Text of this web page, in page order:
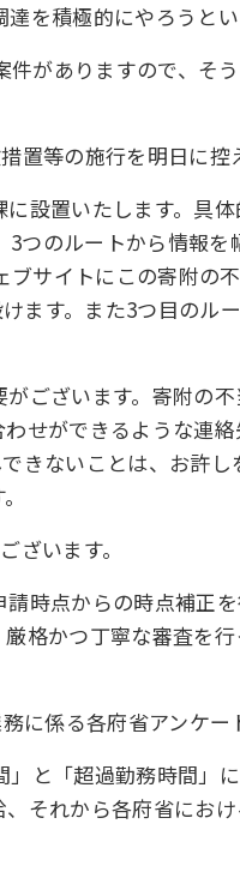
を積極的にやろうとい
がありますので、そ
等の施行を明日に控
設置いたします。具
つのルートから情報
サイトにこの寄附の
ます。また3つ目のル
ございます。寄附の
せができるような連
きないことは、お許
います。
時点からの時点補正
格かつ丁寧な審査を
係る各府省アンケー
と「超過勤務時間」
それから各府省にお